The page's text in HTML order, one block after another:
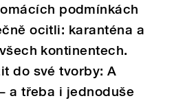
podmínkách
ocitli: karanténa a
kontinentech.
do své tvorby: A
a třeba i jednoduše